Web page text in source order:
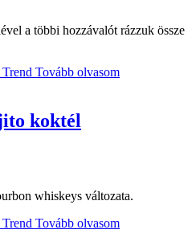
a többi hozzávalót rázzuk össze
Tovább olvasom
koktél
whiskeys változata.
Tovább olvasom